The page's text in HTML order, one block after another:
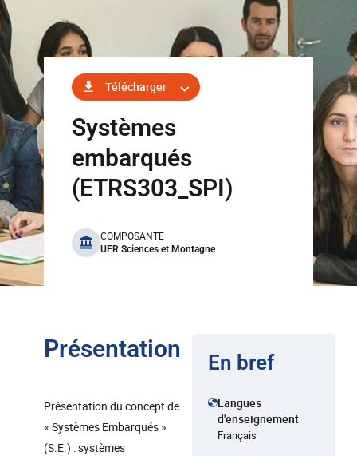
Télécharger
Systèmes
embarqués
(ETRS303_SPI)
benefits
COMPOSANTE
UFR Sciences et Montagne
Présentation
Présentation du concept de
« Systèmes Embarqués »
(S.E.) : systèmes
En bref
Langues
d'enseignement
Français